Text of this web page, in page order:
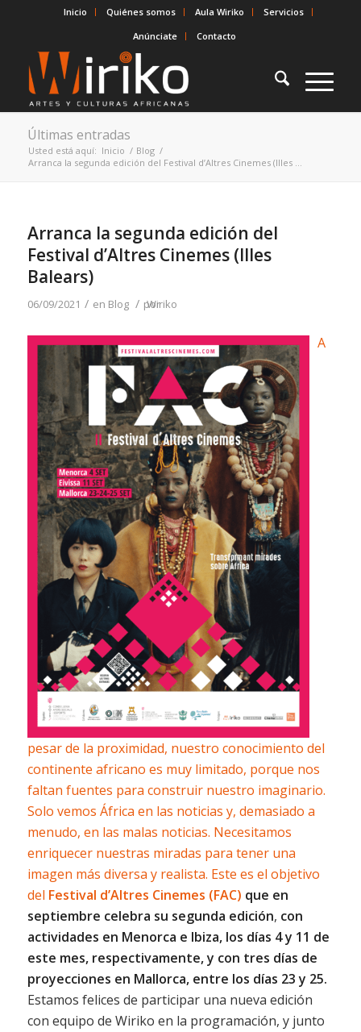
Inicio Quiénes somos Aula Wiriko
Servicios
Anúnciate
Contacto
Últimas entradas
Usted está aquí: Inicio / Blog /
Arranca la segunda edición del Festival d’Altres Cinemes (Illes ...
Arranca la segunda edición del
Festival d’Altres Cinemes (Illes
Balears)
06/09/2021 / en Blog / por
Wiriko
A
pesar de la proximidad, nuestro conocimiento del
continente africano es muy limitado, porque nos
faltan fuentes para construir nuestro imaginario.
Solo vemos África en las noticias y, demasiado a
menudo, en las malas noticias. Necesitamos
enriquecer nuestras miradas para tener una
imagen más diversa y realista. Este es el objetivo
del Festival d’Altres Cinemes (FAC) que en
septiembre celebra su segunda edición, con
actividades en Menorca e Ibiza, los días 4 y 11 de
este mes, respectivamente, y con tres días de
proyecciones en Mallorca, entre los días 23 y 25.
Estamos felices de participar una nueva edición
con equipo de Wiriko en la programación, y junto